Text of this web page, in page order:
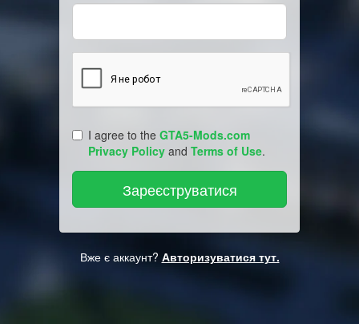
I agree to the GTA5-Mods.com
Privacy Policy and Terms of Use.
Вже є аккаунт? Авторизуватися тут.